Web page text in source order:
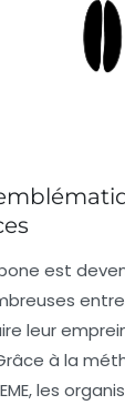
est
leur
à la
les